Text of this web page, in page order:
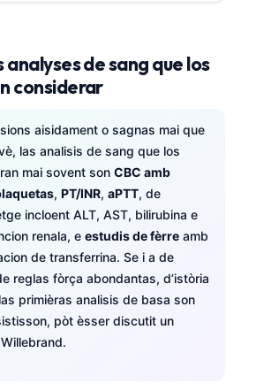
analyses de sang que los
considerar
aisidament o sagnas mai que
las analisis de sang que los
mai sovent son CBC amb
, PT/INR, aPTT, de
incloent ALT, AST, bilirubina e
renala, e estudis de fèrre amb
de transferrina. Se i a de
reglas fòrça abondantas, d’istòria
primièras analisis de basa son
pòt èsser discutit un